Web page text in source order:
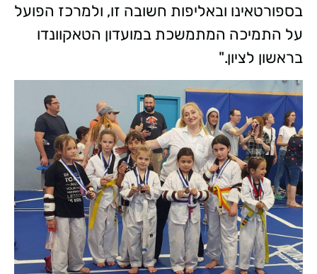
בספורטאינו ובאליפות חשובה זו, ולמרכז הפועל
על התמיכה המתמשכת במועדון הטאקוונדו
בראשון לציון."